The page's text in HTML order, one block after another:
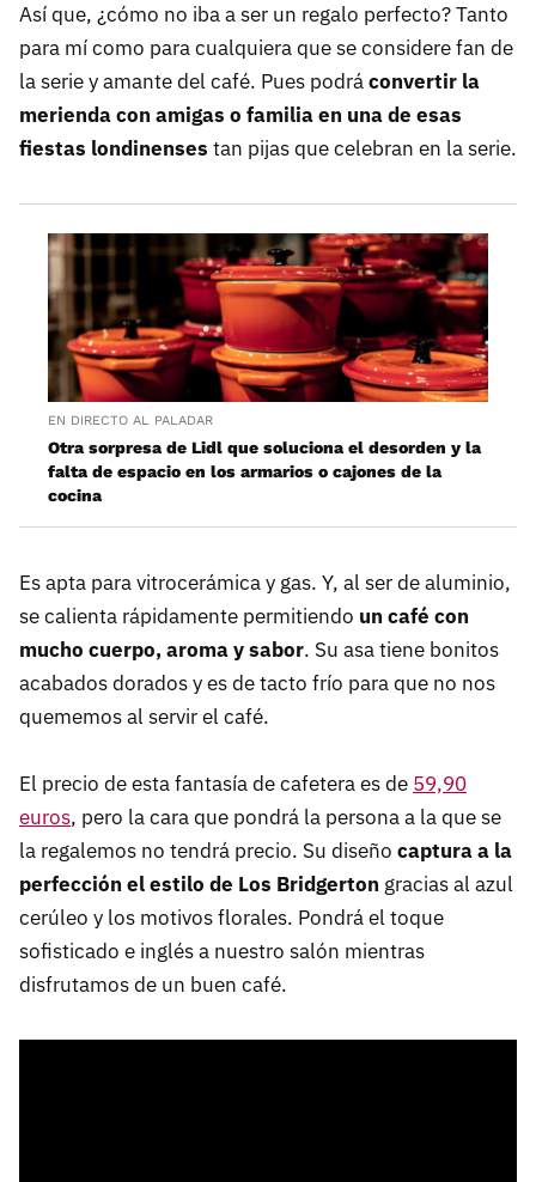
Así que, ¿cómo no iba a ser un regalo perfecto? Tanto
para mí como para cualquiera que se considere fan de
la serie y amante del café. Pues podráconvertir la
merienda con amigas o familia en una de esas
fiestas londinenses tan pijas que celebran en la serie.
EN DIRECTO AL PALADAR
Otra sorpresa de Lidl que soluciona el desorden y la
falta de espacio en los armarios o cajones de la
cocina
Es apta para vitrocerámica y gas. Y, al ser de aluminio,
se calienta rápidamente permitiendo un café con
mucho cuerpo, aroma y sabor. Su asa tiene bonitos
acabados dorados y es de tacto frío para que no nos
quememos al servir el café.
El precio de esta fantasía de cafetera es de 59,90
euros, pero la cara que pondrá la persona a la que se
la regalemos no tendrá precio. Su diseño captura a la
perfección el estilo de Los Bridgerton gracias al azul
cerúleo y los motivos florales. Pondrá el toque
sofisticado e inglés a nuestro salón mientras
disfrutamos de un buen café.